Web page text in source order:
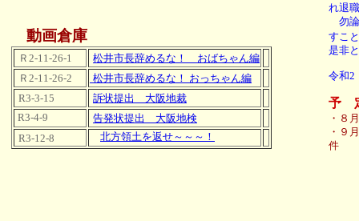
動画倉庫
Ｒ2-11-26-1
松井市長辞めるな！ おばちゃん編
Ｒ2-11-26-2
松井市長辞めるな！ おっちゃん編
R3-3-15
訴状提出 大阪地裁
R3-4-9
告発状提出 大阪地検
R3-12-8
北方領土を返せ～～～！
れ退
勿論
すこ
是非
令
予
・８
・９
件